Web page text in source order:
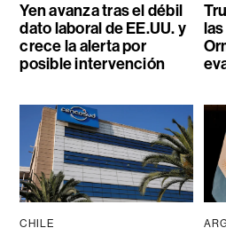
Yen avanza tras el débil
dato laboral de EE.UU. y
crece la alerta por
posible intervención
CHILE